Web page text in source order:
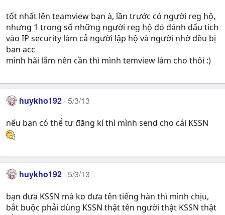
tốt nhất lên teamview bạn à, lần trước có người reg hộ,
nhưng 1 trong số những người reg hộ đó đánh dấu tích
vào IP security làm cả người lập hộ và người nhờ đều bị
ban acc
mình hãi lắm nên cần thì mình temview làm cho thôi :)
huykho192 5/3/13
nếu bạn có thể tự đăng kí thì mình send cho cái KSSN
huykho192 5/3/13
bạn đưa KSSN mà ko đưa tên tiếng hàn thì mình chịu,
bắt buộc phải dùng KSSN thật tên người thật KSSN thật